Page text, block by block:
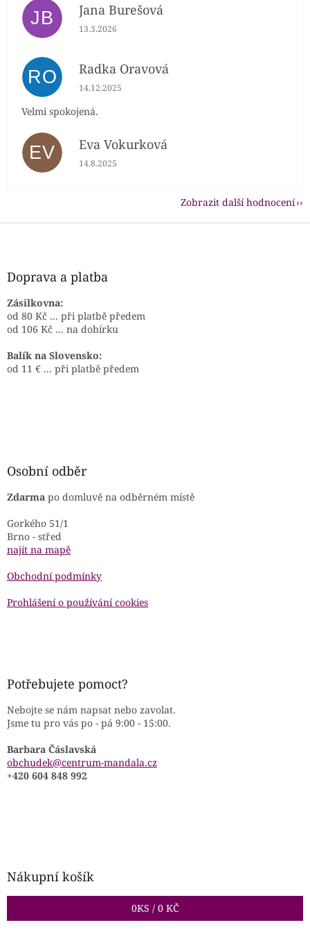
JB Jana Burešová
Hodnocení obchodu je 5 z 5 hvězdiček.
13.3.2026
RO Radka Oravová
Hodnocení obchodu je 5 z 5 hvězdiček.
14.12.2025
Velmi spokojená.
EV Eva Vokurková
Hodnocení obchodu je 5 z 5 hvězdiček.
14.8.2025
Zobrazit další hodnocení
Z
Doprava a platba
Zásilkovna:
od 80 Kč ... při platbě předem
od 106 Kč ... na dobírku
Balík na Slovensko:
od 11 € ... při platbě předem
Osobní odběr
Zdarma po domluvě na odběrném místě
Gorkého 51/1
Brno - střed
najít na mapě
Obchodní podmínky
Prohlášení o používání cookies
Potřebujete pomoct?
Nebojte se nám napsat nebo zavolat.
Jsme tu pro vás po - pá 9:00 - 15:00.
Barbara Čáslavská
obchudek@centrum-mandala.cz
+420 604 848 992
Nákupní košík
0KS / 0 KČ